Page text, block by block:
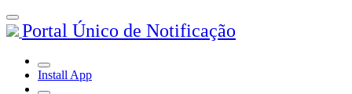
Portal Único de Notificação
Install App